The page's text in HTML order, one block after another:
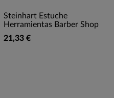
Steinhart Estuche
Herramientas Barber Shop
21,33 €